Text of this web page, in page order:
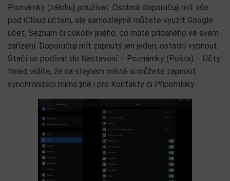
Poznámky (zálohu) používat. Osobně doporučuji mít vše
pod iCloud účtem, ale samozřejmě můžete využít Google
účet, Seznam či cokoliv jiného, co máte přidaného ve svém
zařízení. Doporučuji mít zapnutý jen jeden, ostatní vypnout.
Stačí se podívat do Nastavení – Poznámky (Pošta) – Účty.
Ihned vidíte, že na stejném místě si můžete zapnout
synchronizaci mimo jiné i pro Kontakty či Připomínky.